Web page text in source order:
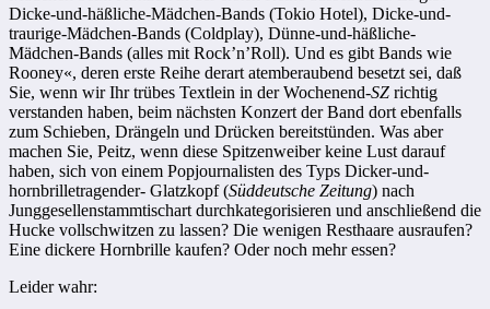
Dicke-und-häßliche-Mädchen-Bands (Tokio Hotel), Dicke-und-
traurige-Mädchen-Bands (Coldplay), Dünne-und-häßliche-
Mädchen-Bands (alles mit Rock’n’Roll). Und es gibt Bands wie
Rooney«, deren erste Reihe derart atemberaubend besetzt sei, daß
Sie, wenn wir Ihr trübes Textlein in der Wochenend-SZ richtig
verstanden haben, beim nächsten Konzert der Band dort ebenfalls
zum Schieben, Drängeln und Drücken bereitstünden. Was aber
machen Sie, Peitz, wenn diese Spitzenweiber keine Lust darauf
haben, sich von einem Popjournalisten des Typs Dicker-und-
hornbrilletragender- Glatzkopf (Süddeutsche Zeitung) nach
Junggesellenstammtischart durchkategorisieren und anschließend die
Hucke vollschwitzen zu lassen? Die wenigen Resthaare ausraufen?
Eine dickere Hornbrille kaufen? Oder noch mehr essen?
Leider wahr: